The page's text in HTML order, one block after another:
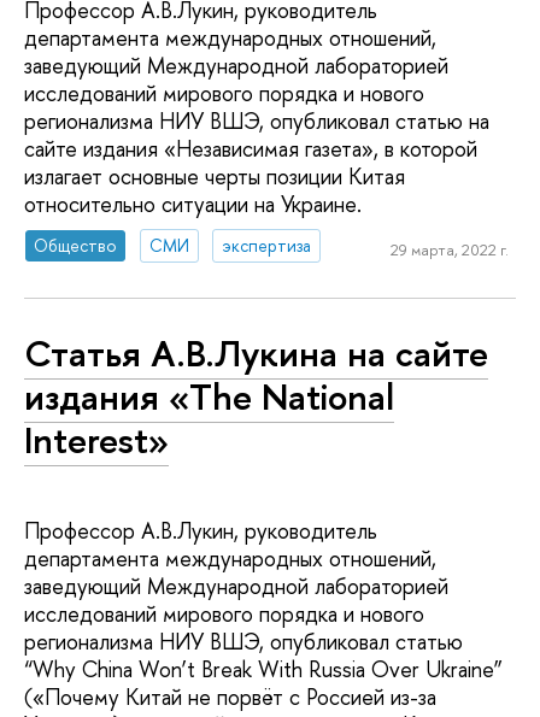
Профессор А.В.Лукин, руководитель
департамента международных отношений,
заведующий Международной лабораторией
исследований мирового порядка и нового
регионализма НИУ ВШЭ, опубликовал статью на
сайте издания «Независимая газета», в которой
излагает основные черты позиции Китая
относительно ситуации на Украине.
Общество СМИ экспертиза 29 марта, 2022 г.
Статья А.В.Лукина на сайте
издания «The National
Interest»
Профессор А.В.Лукин, руководитель
департамента международных отношений,
заведующий Международной лабораторией
исследований мирового порядка и нового
регионализма НИУ ВШЭ, опубликовал статью
“Why China Won’t Break With Russia Over Ukraine”
(«Почему Китай не порвёт с Россией из-за